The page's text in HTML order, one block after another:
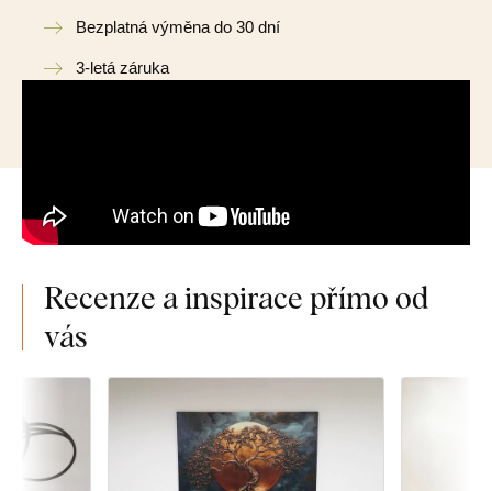
Bezplatná výměna do 30 dní
3-letá záruka
Recenze a inspirace přímo od
vás